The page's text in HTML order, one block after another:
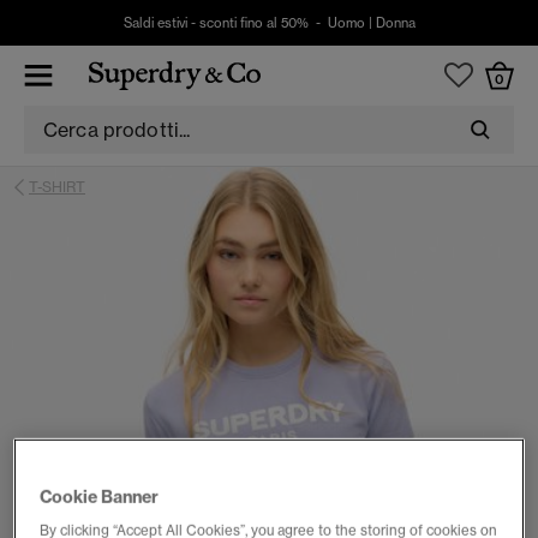
Saldi estivi - sconti fino al 50% - Uomo Donna
0
T-SHIRT
Cookie Banner
By clicking “Accept All Cookies”, you agree to the storing of cookies on